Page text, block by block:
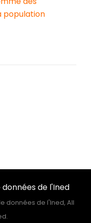
population
de l'Ined
données de l'Ined, All